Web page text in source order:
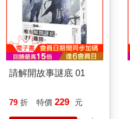
請解開故事謎底 01
79 折 特價 229 元